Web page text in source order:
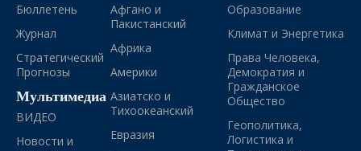
Бюллетень
Журнал
Стратегический
Прогнозы
Мультимедиа
ВИДЕО
Новости и
Афгано и
Пакистанский
Африка
Америки
Азиатско и
Тихоокеанский
Евразия
Образование
Климат и Энергетика
Права Человека,
Демократия и
Гражданское
Общество
Геополитика,
Логистика и